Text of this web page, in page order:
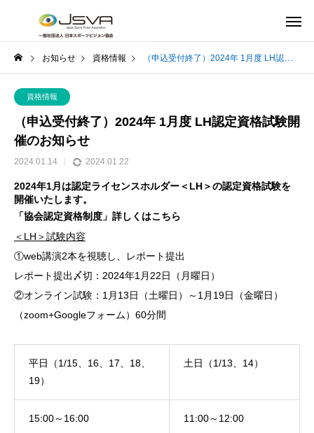
お知らせ 資格情報 （申込受付終了）2024年 1月度 LH認定資格試験開催のお知らせ
資格情報
（申込受付終了）2024年 1月度 LH認定資格試験開
催のお知らせ
2024.01.14 2024.01.22
2024年1月は認定ライセンスホルダー＜LH＞の認定資格試験を
開催いたします。
「協会認定資格制度 」詳しくはこちら
＜LH＞試験内容
①web講演2本を視聴し、レポート提出
レポート提出〆切：2024年1月22日（月曜日）
②オンライン試験：1月13日（土曜日）～1月19日（金曜日）
（zoom+Googleフォーム）60分間
平日（1/15、16、17、18、
19）
土日（1/13、14）
15:00～16:00 11:00～12:00